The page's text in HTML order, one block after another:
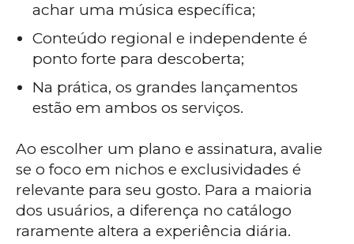
achar uma música específica;
Conteúdo regional e independente é
ponto forte para descoberta;
Na prática, os grandes lançamentos
estão em ambos os serviços.
Ao escolher um plano e assinatura, avalie
se o foco em nichos e exclusividades é
relevante para seu gosto. Para a maioria
dos usuários, a diferença no catálogo
raramente altera a experiência diária.